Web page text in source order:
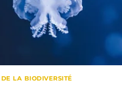
LA BIODIVERSITÉ